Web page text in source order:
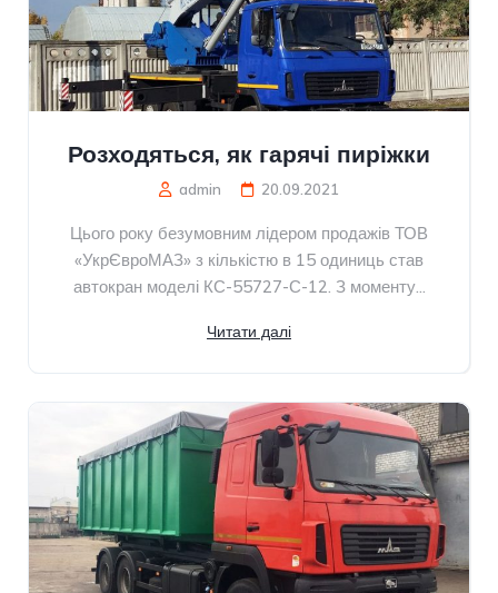
Розходяться, як гарячі пиріжки
admin 20.09.2021
Цього року безумовним лідером продажів ТОВ
«УкрЄвроМАЗ» з кількістю в 15 одиниць став
автокран моделі КС-55727-С-12. З моменту...
Читати далі